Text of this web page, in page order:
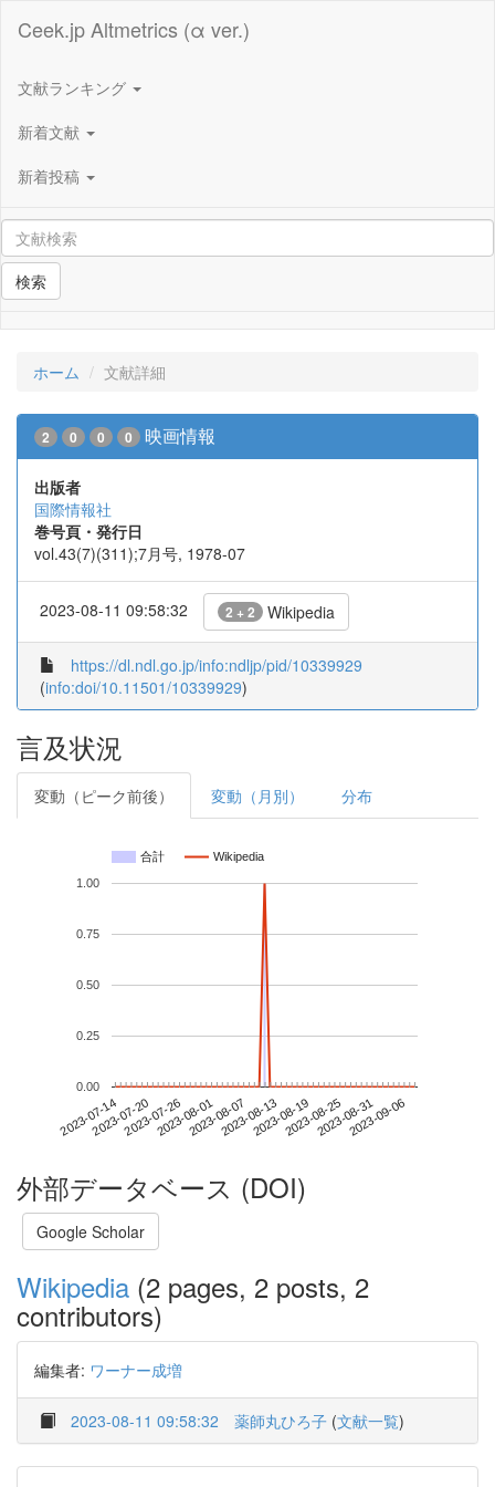
Ceek.jp Altmetrics (α ver.)
文献ランキング
新着文献
新着投稿
検索
ホーム 文献詳細
2 0 0 0 映画情報
出版者
国際情報社
巻号頁・発行日
vol.43(7)(311);7月号, 1978-07
2023-08-11 09:58:32 2 + 2 Wikipedia
https://dl.ndl.go.jp/info:ndljp/pid/10339929
(info:doi/10.11501/10339929)
言及状況
変動（ピーク前後） 変動（月別） 分布
合計 Wikipedia
2023-07-142023-07-202023-07-262023-08-012023-08-072023-08-132023-08-192023-08-252023-08-312023-09-06
0.00
0.25
0.50
0.75
1.00
外部データベース (DOI)
Google Scholar
Wikipedia (2 pages, 2 posts, 2
contributors)
編集者: ワーナー成増
2023-08-11 09:58:32 薬師丸ひろ子 (文献一覧)